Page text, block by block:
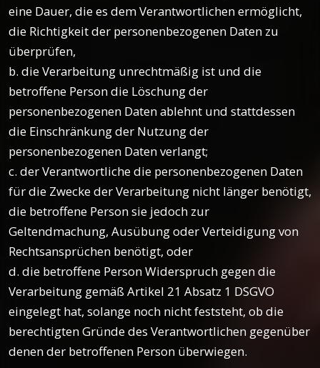
eine Dauer, die es dem Verantwortlichen ermöglicht,
die Richtigkeit der personenbezogenen Daten zu
überprüfen,
b. die Verarbeitung unrechtmäßig ist und die
betroffene Person die Löschung der
personenbezogenen Daten ablehnt und stattdessen
die Einschränkung der Nutzung der
personenbezogenen Daten verlangt;
c. der Verantwortliche die personenbezogenen Daten
für die Zwecke der Verarbeitung nicht länger benötigt,
die betroffene Person sie jedoch zur
Geltendmachung, Ausübung oder Verteidigung von
Rechtsansprüchen benötigt, oder
d. die betroffene Person Widerspruch gegen die
Verarbeitung gemäß Artikel 21 Absatz 1 DSGVO
eingelegt hat, solange noch nicht feststeht, ob die
berechtigten Gründe des Verantwortlichen gegenüber
denen der betroffenen Person überwiegen.